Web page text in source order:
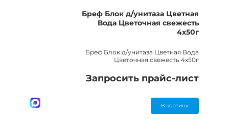
Бреф Блок д/унитаза Цветная
Вода Цветочная свежесть
4х50г
Бреф Блок д/унитаза Цветная Вода
Цветочная свежесть 4х50г
Запросить прайс-лист
В корзину